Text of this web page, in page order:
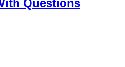
Questions